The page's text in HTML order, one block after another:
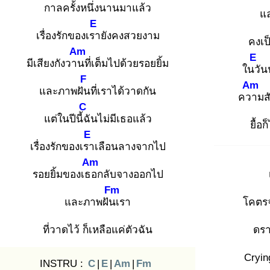
กาลครั้งหนึ่งนานมาแล้ว
เรื่องรักของเรา
E
ยังคงสวยงาม
มีเสียงกังวาน
Am
ที่เต็มไปด้วยรอยยิ้ม
และภาพฝัน
F
ที่เราได้วาดกัน
แต่ในปีนี้ฉั
C
นไม่มีเธอแล้ว
เรื่องรักของเรา
E
เลือนลางจากไป
รอยยิ้มของเธอ
Am
กลับจางออกไป
และภาพฝันเ
Fm
รา
ที่วาดไว้ ก็เหลือแค่ตัวฉัน
INSTRU : C | E | Am | Fm
แ
คงเ
ในวั
E
น
ควา
Am
ม
ยื้อก็
โคต
ดร